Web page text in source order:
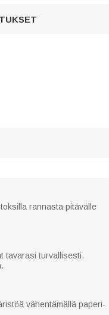
rannasta pitävälle
tavarasi turvallisesti.
vähentämällä paperi-